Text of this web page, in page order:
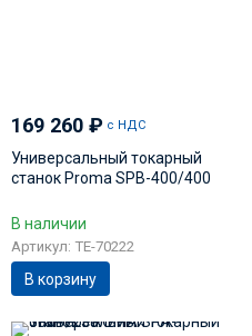
169 260 ₽ с НДС
Универсальный токарный
станок Proma SPB-400/400
В наличии
Артикул: TE-70222
В корзину